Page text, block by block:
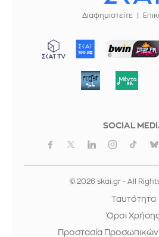
Διαφημιστείτε
SOCIAL
© 2026 skai.gr - All
Ταυτότητα
Όροι
Προστασία